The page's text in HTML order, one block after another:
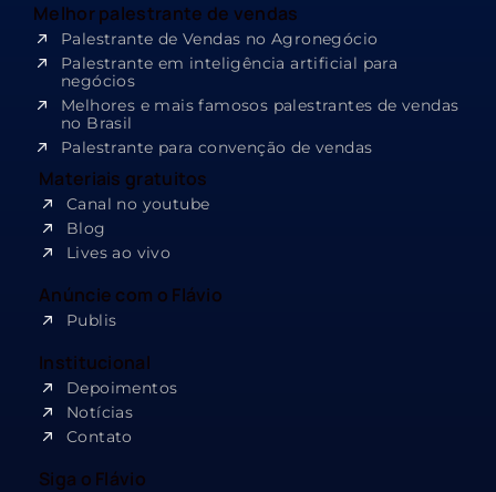
Melhor palestrante de vendas
Palestrante de Vendas no Agronegócio
Palestrante em inteligência artificial para
negócios
Melhores e mais famosos palestrantes de vendas
no Brasil
Palestrante para convenção de vendas
Materiais gratuitos
Canal no youtube
Blog
Lives ao vivo
Anúncie com o Flávio
Publis
Institucional
Depoimentos
Notícias
Contato
Siga o Flávio